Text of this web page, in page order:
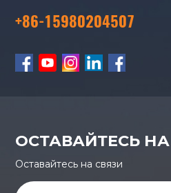
+86-15980204507
ОСТАВАЙТЕСЬ
Оставайтесь на связи